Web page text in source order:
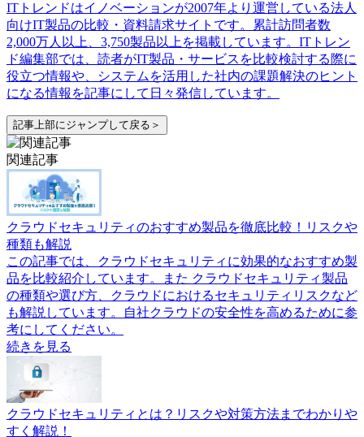
ITトレンドはイノベーションが2007年より運営している法人
向けIT製品の比較・資料請求サイトです。累計訪問者数
2,000万人以上、3,750製品以上を掲載しています。ITトレン
ド編集部では、読者がIT製品・サービスを比較検討する際に
役立つ情報や、システムを活用した社内の課題解決のヒント
になる情報を記事にして日々発信しています。
記事上部にジャンプして戻る＞
関連記事
クラウドセキュリティのおすすめ製品を徹底比較！リスクや
種類も解説
この記事では、クラウドセキュリティに効果的なおすすめ製
品を比較紹介しています。また クラウドセキュリティ製品
の種類や選び方、クラウドにおけるセキュリティリスクなど
も解説しています。自社クラウドの安全性を高めるために参
考にしてください。
続きを見る
クラウドセキュリティとは？リスクや対策方法までわかりや
すく解説！